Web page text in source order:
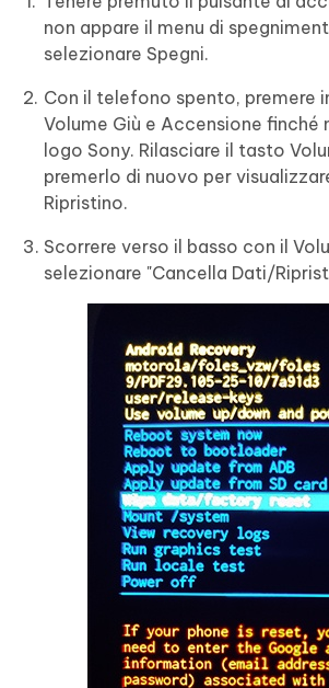
non appare il menu di
selezionare Spegni.
Con il telefono spento, premere
Volume Giù e Accensione finché
logo Sony. Rilasciare il tasto
premerlo di nuovo per
Ripristino.
Scorrere verso il basso con il
selezionare "Cancella Dati/